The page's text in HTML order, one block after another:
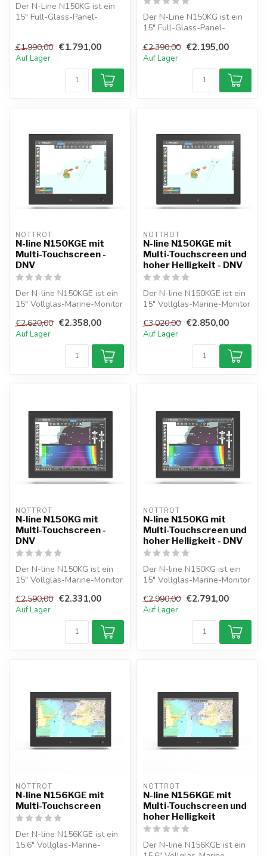
Der N-Line N150KG ist ein
15" Full-Glass-Panel-
€1.990,00 €1.791,00
Auf Lager
Der N-Line N150KG ist ein
15" Full-Glass-Panel-
Multi-Touc...
€2.390,00 €2.195,00
Auf Lager
NOTTROT
N-line N150KGE mit
Multi-Touchscreen -
DNV
Der N-line N150KGE ist ein
15" Vollglas-Marine-Monitor
€2.620,00 €2.358,00
Auf Lager
NOTTROT
N-line N150KGE mit
Multi-Touchscreen und
hoher Helligkeit - DNV
Der N-line N150KGE ist ein
15" Vollglas-Marine-Monitor
€3.020,00 €2.850,00
Auf Lager
NOTTROT
N-line N150KG mit
Multi-Touchscreen -
DNV
Der N-line N150KG ist ein
15" Vollglas-Marine-Monitor
€2.590,00 €2.331,00
Auf Lager
NOTTROT
N-line N150KG mit
Multi-Touchscreen und
hoher Helligkeit - DNV
Der N-line N150KG ist ein
15" Vollglas-Marine-Monitor
€2.990,00 €2.791,00
Auf Lager
NOTTROT
N-line N156KGE mit
Multi-Touchscreen
Der N-line N156KGE ist ein
15,6" Vollglas-Marine-
NOTTROT
N-line N156KGE mit
Multi-Touchscreen und
hoher Helligkeit
Der N-line N156KGE ist ein